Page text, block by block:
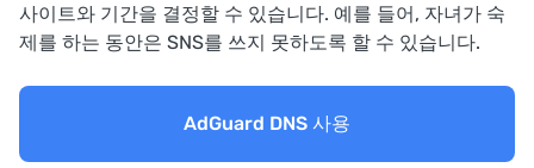
사이트와 기간을 결정할 수 있습니다. 예를 들어, 자녀가 숙
제를 하는 동안은 SNS를 쓰지 못하도록 할 수 있습니다.
AdGuard DNS 사용